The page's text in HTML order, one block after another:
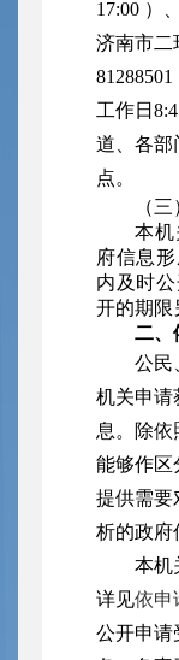
17:00 ）
济南市二
工作日
道、各部
点。
（
本机
府信息
内及时
开的期限
二、
公民
机关申请
息。除依
能够作区
提供需要
析的政府
本机
详见依申
公开申请